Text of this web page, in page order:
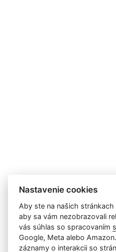
Nastavenie cookies
Aby ste na našich
aby sa vám nezobrazovali
vás súhlas so spracovaním
Google, Meta alebo
záznamy o interakcii so